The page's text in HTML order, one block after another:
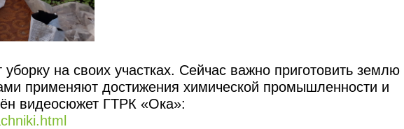
на своих участках. Сейчас важно приготовить землю
применяют достижения химической промышленности и
видеосюжет ГТРК «Ока»: